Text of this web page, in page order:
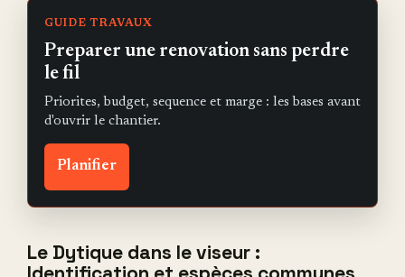
GUIDE TRAVAUX
Preparer une renovation sans perdre
le fil
Priorites, budget, sequence et marge : les bases avant
d'ouvrir le chantier.
Planifier
Le Dytique dans le viseur :